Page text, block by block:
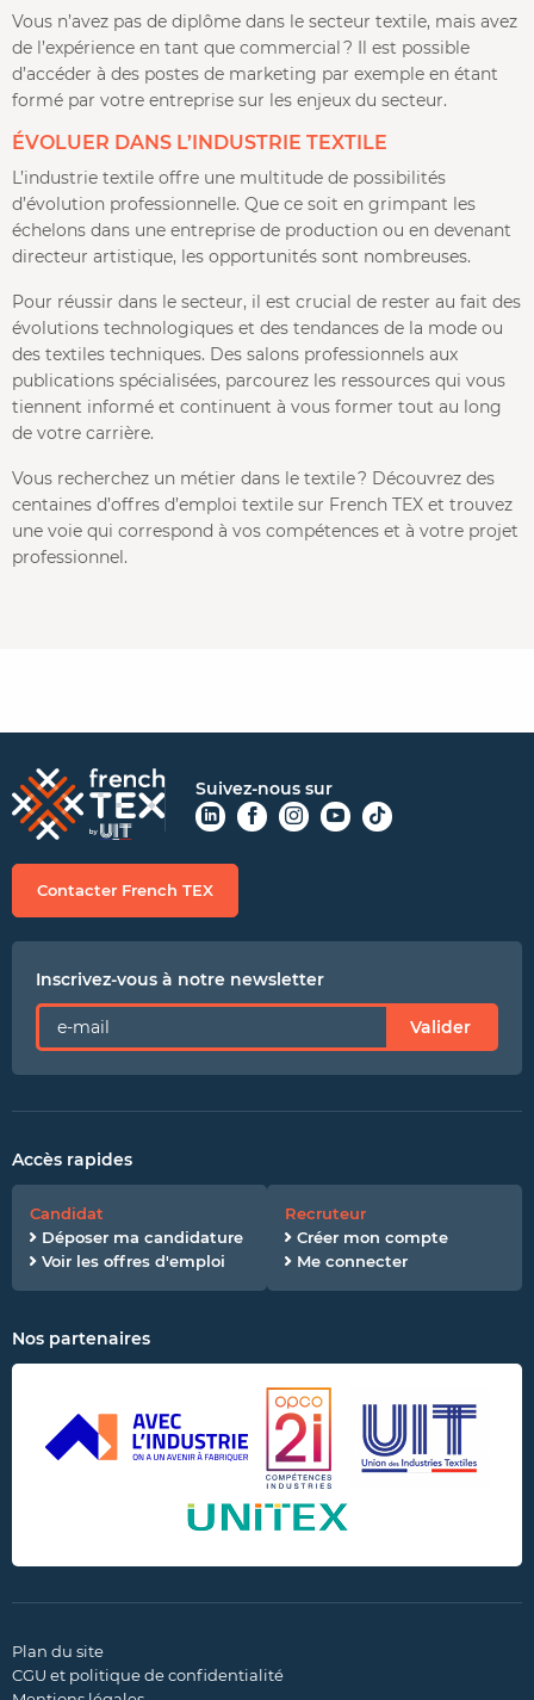
Vous n’avez pas de diplôme dans le secteur textile, mais avez
de l’expérience en tant que commercial ? Il est possible
d’accéder à des postes de marketing par exemple en étant
formé par votre entreprise sur les enjeux du secteur.
ÉVOLUER DANS L’INDUSTRIE TEXTILE
L’industrie textile offre une multitude de possibilités
d’évolution professionnelle. Que ce soit en grimpant les
échelons dans une entreprise de production ou en devenant
directeur artistique, les opportunités sont nombreuses.
Pour réussir dans le secteur, il est crucial de rester au fait des
évolutions technologiques et des tendances de la mode ou
des textiles techniques. Des salons professionnels aux
publications spécialisées, parcourez les ressources qui vous
tiennent informé et continuent à vous former tout au long
de votre carrière.
Vous recherchez un métier dans le textile ? Découvrez des
centaines d’offres d’emploi textile sur French TEX et trouvez
une voie qui correspond à vos compétences et à votre projet
professionnel.
Suivez-nous sur
Contacter French TEX
Inscrivez-vous à notre newsletter
Valider
Accès rapides
Candidat
Déposer ma candidature
Voir les offres d'emploi
Recruteur
Créer mon compte
Me connecter
Nos partenaires
Plan du site
CGU et politique de confidentialité